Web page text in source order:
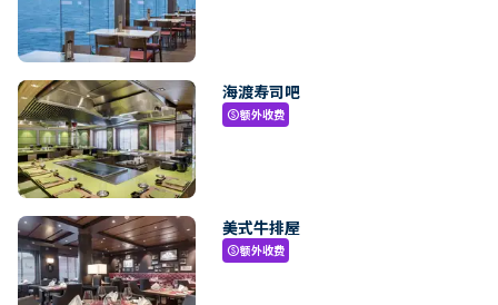
海渡寿司吧
paid额外收费
美式牛排屋
paid额外收费